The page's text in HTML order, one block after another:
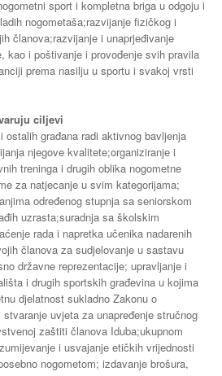
sport i kompletna briga u odgoju i
nogometaša;razvijanje fizičkog i
članova;razvijanje i unaprjeđivanje
kao i poštivanje i provođenje svih pravila
prema nasilju u sportu i svakoj vrsti
ciljevi
ostalih građana radi aktivnog bavljenja
njegove kvalitete;organiziranje i
treninga i drugih oblika nogometne
za natjecanje u svim kategorijama;
određenog stupnja sa seniorskom
uzrasta;suradnja sa školskim
rada i napretka učenika nadarenih
članova za sudjelovanje u sastavu
državne reprezentacije; upravljanje i
i drugih sportskih građevina u kojima
djelatnost sukladno Zakonu o
uvjeta za unapređenje stručnog
zaštiti članova Iduba;ukupnom
i usvajanje etičkih vrijednosti
nogometom; izdavanje brošura,